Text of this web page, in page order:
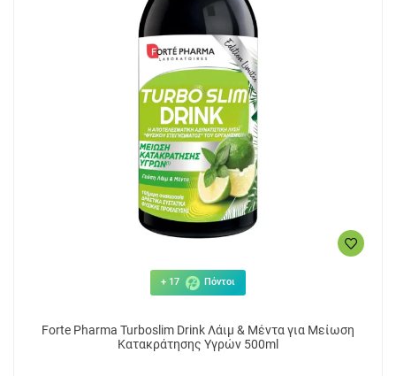
+ 17 Πόντοι
Forte Pharma Turboslim Drink Λάιμ & Μέντα για Μείωση
Κατακράτησης Υγρών 500ml